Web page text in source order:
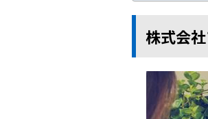
株式会